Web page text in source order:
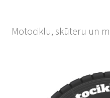
Motociklu, skūteru un